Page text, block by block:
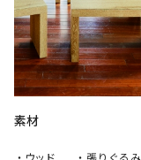
素材
・ウッド
・張りぐるみ